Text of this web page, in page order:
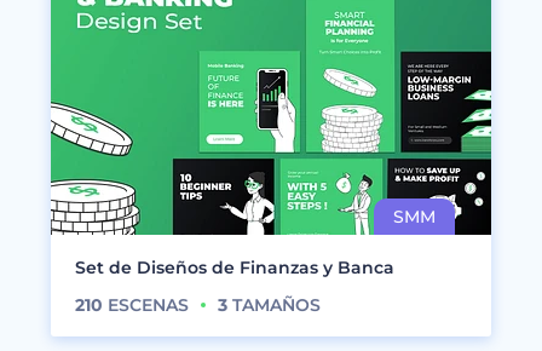
Set de Diseños de Finanzas y Banca
210 ESCENAS 3 TAMAÑOS